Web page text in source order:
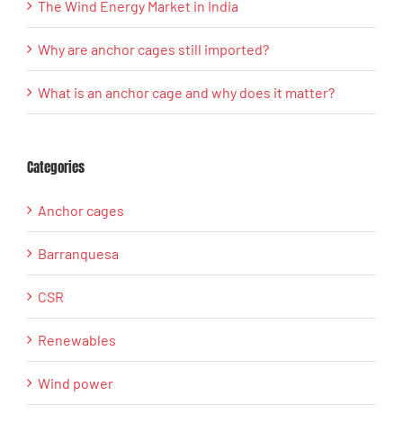
The Wind Energy Market in India
Why are anchor cages still imported?
What is an anchor cage and why does it matter?
Categories
Anchor cages
Barranquesa
CSR
Renewables
Wind power